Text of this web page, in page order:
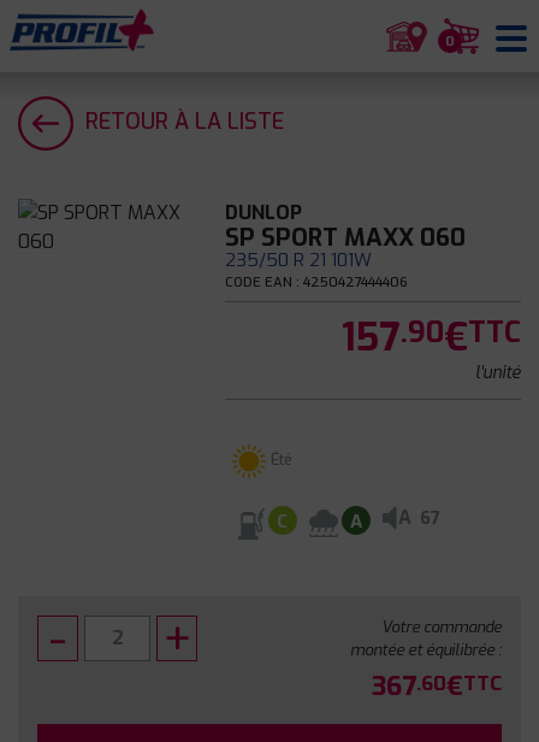
0
RETOUR À LA LISTE
DUNLOP
SP SPORT MAXX 060
235/50 R 21 101W
CODE EAN : 4250427444406
157.90€TTC
l'unité
Été
C A A 67
Votre commande
montée et équilibrée :
367.60€TTC